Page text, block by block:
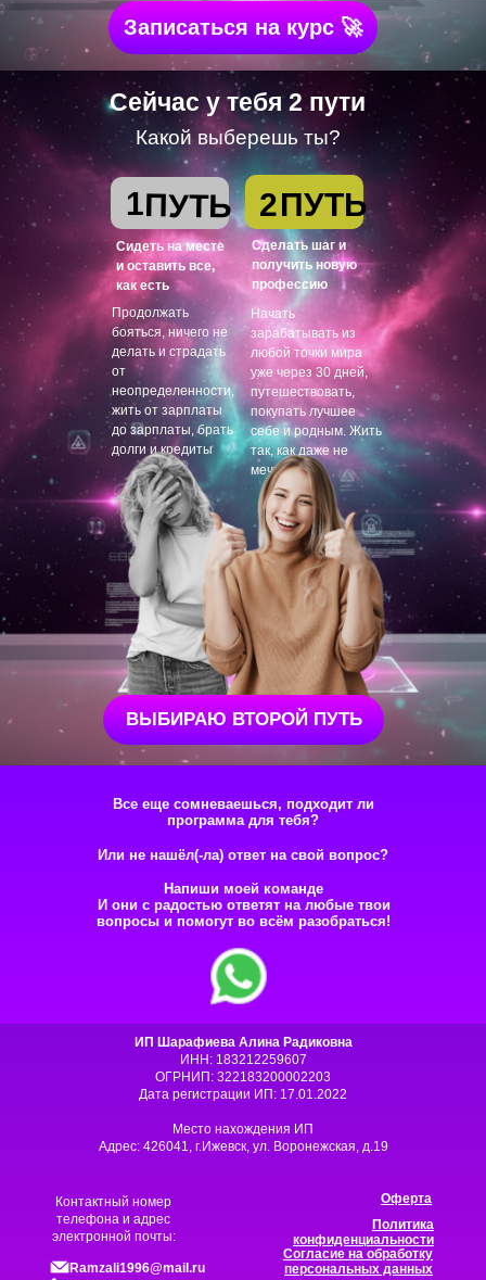
Записаться на курс 🚀
Сейчас у тебя 2 пути
Какой выберешь ты?
1ПУТЬ
Сидеть на месте
и оставить все,
как есть
Продолжать
бояться, ничего не
делать и страдать
от
неопределенности,
жить от зарплаты
до зарплаты, брать
долги и кредиты
2ПУТЬ
Сделать шаг и
получить новую
профессию
Начать
зарабатывать из
любой точки мира
уже через 30 дней,
путешествовать,
покупать лучшее
себе и родным. Жить
так, как даже не
мечтала.
ВЫБИРАЮ ВТОРОЙ ПУТЬ
Напиши моей команде
И они с радостью ответят на любые твои
вопросы и помогут во всём разобраться!
Все еще сомневаешься, подходит ли
программа для тебя?
Или не нашёл(-ла) ответ на свой вопрос?
ИП Шарафиева Алина Радиковна
ИНН: 183212259607
ОГРНИП: 322183200002203
Дата регистрации ИП: 17.01.2022
Место нахождения ИП
Адрес: 426041, г.Ижевск, ул. Воронежская, д.19
Контактный номер
телефона и адрес
электронной почты:
Ramzali1996@mail.ru
Согласие на обработку
персональных данных
Оферта
Политика
конфиденциальности